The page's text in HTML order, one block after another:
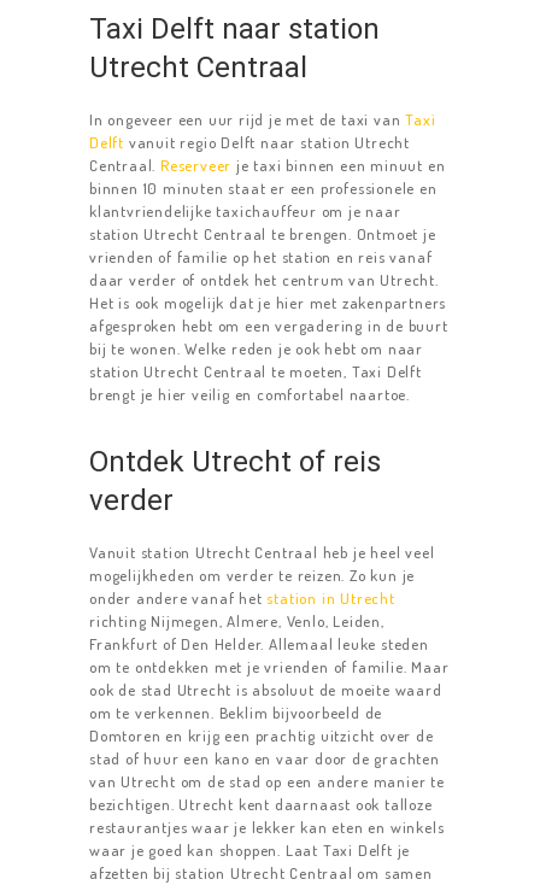
Taxi Delft naar station
Utrecht Centraal
In ongeveer een uur rijd je met de taxi vanTaxi
Delft vanuit regio Delft naar station Utrecht
Centraal. Reserveer je taxi binnen een minuut en
binnen 10 minuten staat er een professionele en
klantvriendelijke taxichauffeur om je naar
station Utrecht Centraal te brengen. Ontmoet je
vrienden of familie op het station en reis vanaf
daar verder of ontdek het centrum van Utrecht.
Het is ook mogelijk dat je hier met zakenpartners
afgesproken hebt om een vergadering in de buurt
bij te wonen. Welke reden je ook hebt om naar
station Utrecht Centraal te moeten, Taxi Delft
brengt je hier veilig en comfortabel naartoe.
Ontdek Utrecht of reis
verder
Vanuit station Utrecht Centraal heb je heel veel
mogelijkheden om verder te reizen. Zo kun je
onder andere vanaf het station in Utrecht
richting Nijmegen, Almere, Venlo, Leiden,
Frankfurt of Den Helder. Allemaal leuke steden
om te ontdekken met je vrienden of familie. Maar
ook de stad Utrecht is absoluut de moeite waard
om te verkennen. Beklim bijvoorbeeld de
Domtoren en krijg een prachtig uitzicht over de
stad of huur een kano en vaar door de grachten
van Utrecht om de stad op een andere manier te
bezichtigen. Utrecht kent daarnaast ook talloze
restaurantjes waar je lekker kan eten en winkels
waar je goed kan shoppen. Laat Taxi Delft je
afzetten bij station Utrecht Centraal om samen